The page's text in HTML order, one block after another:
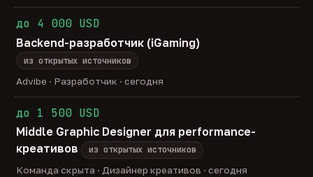
до 4 000 USD
Backend-разработчик (iGaming)
из открытых источников
Advibe · Разработчик · сегодня
до 1 500 USD
Middle Graphic Designer для performance-
креативов
из открытых источников
Команда скрыта · Дизайнер креативов · сегодня